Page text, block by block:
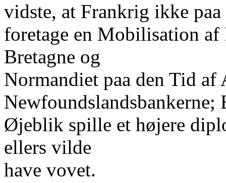
vidste, at Frankrig ikke
foretage en Mobilisation
Bretagne og
Normandiet paa den Tid
Øjeblik spille et højere
ellers vilde
have vovet.